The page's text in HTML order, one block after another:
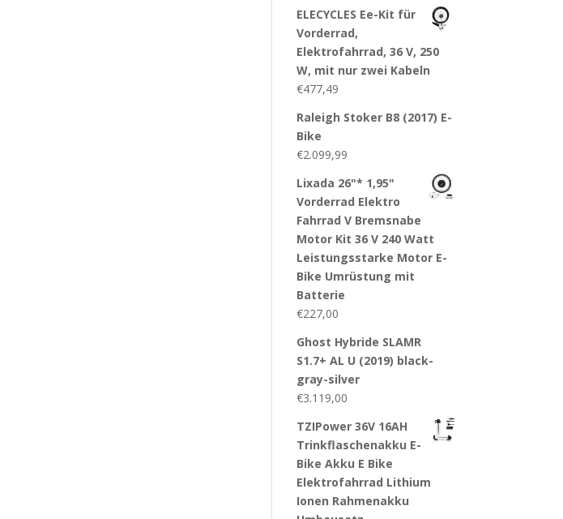
ELECYCLES Ee-Kit für
Vorderrad,
Elektrofahrrad, 36 V, 250
W, mit nur zwei Kabeln
€477,49
Raleigh Stoker B8 (2017) E-
Bike
€2.099,99
Lixada 26"* 1,95"
Vorderrad Elektro
Fahrrad V Bremsnabe
Motor Kit 36 V 240 Watt
Leistungsstarke Motor E-
Bike Umrüstung mit
Batterie
€227,00
Ghost Hybride SLAMR
S1.7+ AL U (2019) black-
gray-silver
€3.119,00
TZIPower 36V 16AH
Trinkflaschenakku E-
Bike Akku E Bike
Elektrofahrrad Lithium
Ionen Rahmenakku